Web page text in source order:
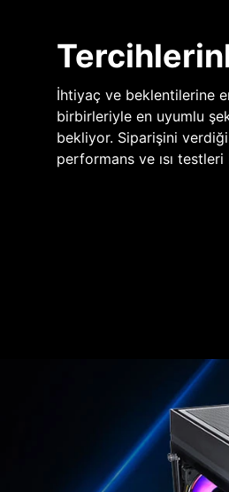
İhtiyaç ve beklentilerine
birbirleriyle en uyumlu
bekliyor. Siparişini
performans ve ısı testleri